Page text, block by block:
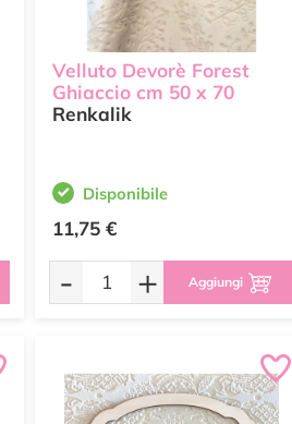
Velluto Devorè Forest
Ghiaccio cm 50 x 70
Renkalik
Disponibile
11,75 €
- + Aggiungi